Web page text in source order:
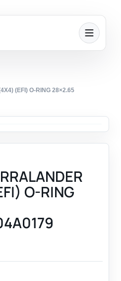
(EFI) O-RING 28×2.65
O-RING